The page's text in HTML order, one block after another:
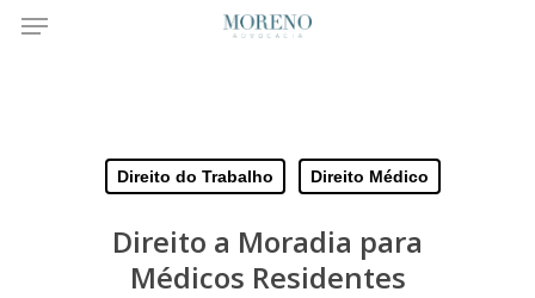
Skip
content
Menu
Direito do Trabalho Direito Médico
Direito a Moradia para
Médicos Residentes